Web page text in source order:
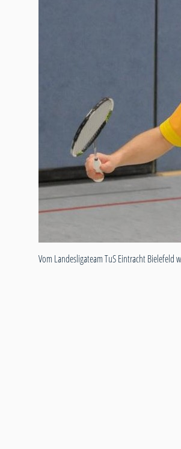
Vom Landesligateam TuS Eintracht